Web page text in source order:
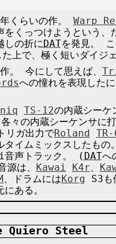
くらいの作。 Warp
をくっつけようという、
しの折にDATを発見。
た上で、極く短いダイジ
。 今にして思えば、
への憧れを表現した
TS-12の内蔵シーケ
々の内蔵シーケンサに
リガ出力でRoland TR-
タイムミックスしたも
声トラック。 ( DATへ
は、 Kawai K4r、
、ドラムにはKorg S3
ある。
Quiero
Steel